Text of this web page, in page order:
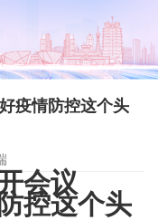
疫情防控这个头
会议
控这个头